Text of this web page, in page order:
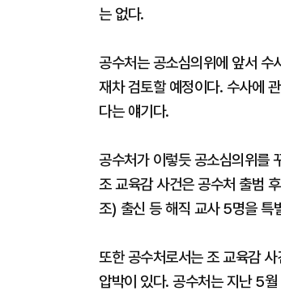
는 없다.
공수처는 공소심의위에 앞서 수
재차 검토할 예정이다. 수사에
다는 얘기다.
공수처가 이렇듯 공소심의위를
조 교육감 사건은 공수처 출범
조) 출신 등 해직 교사 5명을 특
또한 공수처로서는 조 교육감
압박이 있다. 공수처는 지난 5